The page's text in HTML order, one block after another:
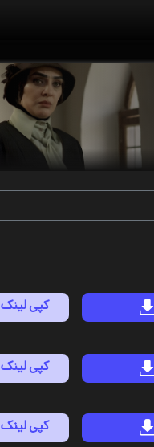
کپی لینک
کپی لینک
کپی لینک